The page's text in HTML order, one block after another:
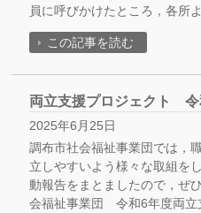
員に呼びかけたところ，各所
この記事を読む
両立支援プロジェクト 令
2025年6月25日
調布市社会福祉事業団では，
立しやすいよう様々な取組を
動報告をまとましたので，ぜ
会福祉事業団 令和6年度両立